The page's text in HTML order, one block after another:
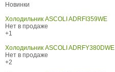
Новинки
Холодильник ASCOLI ADRFI359WE
Нет в продаже
+1
Холодильник ASCOLI ADRFY380DWE
Нет в продаже
+2